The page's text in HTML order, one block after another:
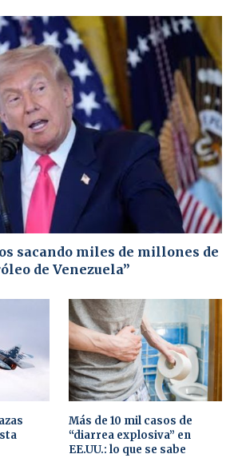
sacando miles de millones de
de Venezuela”
Más de 10 mil casos de
“diarrea explosiva” en
EE.UU.: lo que se sabe